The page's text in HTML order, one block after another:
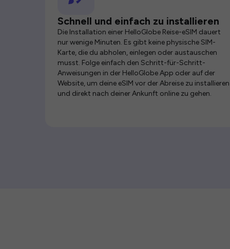
Schnell und einfach zu installieren
Die Installation einer HelloGlobe Reise-eSIM dauert
nur wenige Minuten. Es gibt keine physische SIM-
Karte, die du abholen, einlegen oder austauschen
musst. Folge einfach den Schritt-für-Schritt-
Anweisungen in der HelloGlobe App oder auf der
Website, um deine eSIM vor der Abreise zu installieren
und direkt nach deiner Ankunft online zu gehen.